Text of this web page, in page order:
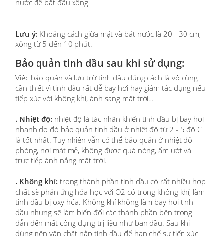
nước để bắt đầu xông
Lưu ý: Khoảng cách giữa mặt và bát nước là 20 - 30 cm,
xông từ 5 đến 10 phút.
Bảo quản tinh dầu sau khi sử dụng:
Việc bảo quản và lưu trữ tinh dầu đúng cách là vô cùng
cần thiết vì tinh dầu rất dễ bay hơi hay giảm tác dụng nếu
tiếp xúc với không khí, ánh sáng mặt trời…
. Nhiệt độ: nhiệt độ là tác nhân khiến tinh dầu bị bay hơi
nhanh do đó bảo quản tinh dầu ở nhiệt độ từ 2 - 5 độ C
là tốt nhất. Tuy nhiên vẫn có thể bảo quản ở nhiệt độ
phòng, nơi mát mẻ, không được quá nóng, ẩm ướt và
trực tiếp ánh nắng mặt trời.
. Không khí: trong thành phần tinh dầu có rất nhiều hợp
chất sẽ phản ứng hóa học với O2 có trong không khí, làm
tinh dầu bị oxy hóa. Không khí không làm bay hơi tinh
dầu nhưng sẽ làm biến đổi các thành phần bên trong
dẫn đến mất công dụng trị liệu như ban đầu. Sau khi
dùng nên vặn chặt nắp tinh dầu để hạn chế sự tiếp xúc